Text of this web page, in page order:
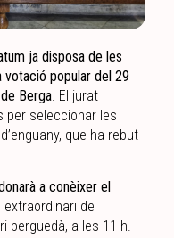
ja disposa de les
popular del 29
Berga. El jurat
per seleccionar les
que ha rebut
a conèixer el
extraordinari de
berguedà, a les 11 h.